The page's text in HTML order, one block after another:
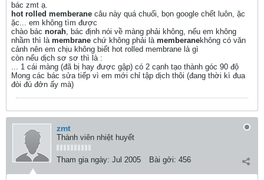
bác zmt ạ.
hot rolled memberane câu này quá chuối, bọn google chết luôn, ặc
ặc... em không tìm được
chào bác norah, bác định nói về màng phải không, nếu em không
nhầm thì là membrane chứ không phải là memberanekhông có văn
cảnh nên em chịu không biết hot rolled membrane là gì
còn nếu dịch sơ sơ thì là :
... 1 cái màng (đã bị hay được gập) có 2 cạnh tạo thành góc 90 độ
Mong các bác sửa tiếp vì em mới chỉ tập dịch thôi (đang thời kì đua
đòi đú đởn ấy mà)
zmt
Thành viên nhiệt huyết
Tham gia ngày: Jul 2005 Bài gởi: 456